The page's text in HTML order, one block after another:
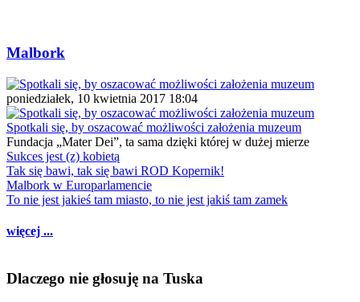
Malbork
poniedziałek, 10 kwietnia 2017 18:04
Spotkali się, by oszacować możliwości założenia muzeum
Fundacja „Mater Dei”, ta sama dzięki której w dużej mierze
Sukces jest (z) kobietą
Tak się bawi, tak się bawi ROD Kopernik!
Malbork w Europarlamencie
To nie jest jakieś tam miasto, to nie jest jakiś tam zamek
więcej ...
Dlaczego nie głosuję na Tuska